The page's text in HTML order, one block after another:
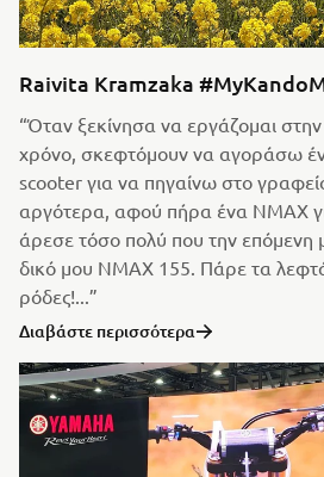
Raivita Kramzaka
“Όταν ξεκίνησα να εργάζομαι
χρόνο, σκεφτόμουν να αγοράσω
scooter για να πηγαίνω στο
αργότερα, αφού πήρα ένα NMAX
άρεσε τόσο πολύ που την επόμενη
δικό μου NMAX 155. Πάρε τα
ρόδες!...”
Διαβάστε περισσότερα